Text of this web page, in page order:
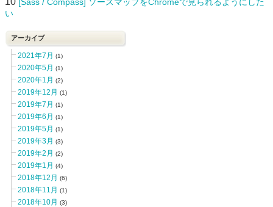
い
アーカイブ
2021年7月 (1)
2020年5月 (1)
2020年1月 (2)
2019年12月 (1)
2019年7月 (1)
2019年6月 (1)
2019年5月 (1)
2019年3月 (3)
2019年2月 (2)
2019年1月 (4)
2018年12月 (6)
2018年11月 (1)
2018年10月 (3)